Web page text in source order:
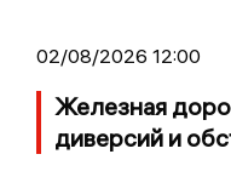
02/08/2026 12:00
Железная
диверсий и